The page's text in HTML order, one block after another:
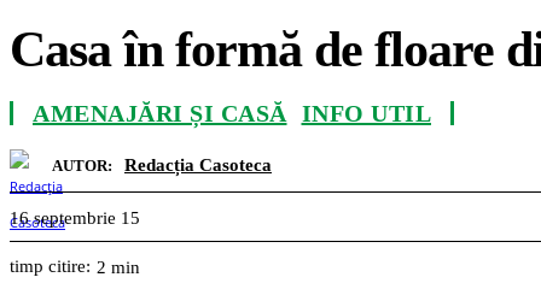
Casa în formă de floare
AMENAJĂRI ȘI CASĂ INFO UTIL
AUTOR: Redacția Casoteca
16 septembrie 15
timp citire: 2 min